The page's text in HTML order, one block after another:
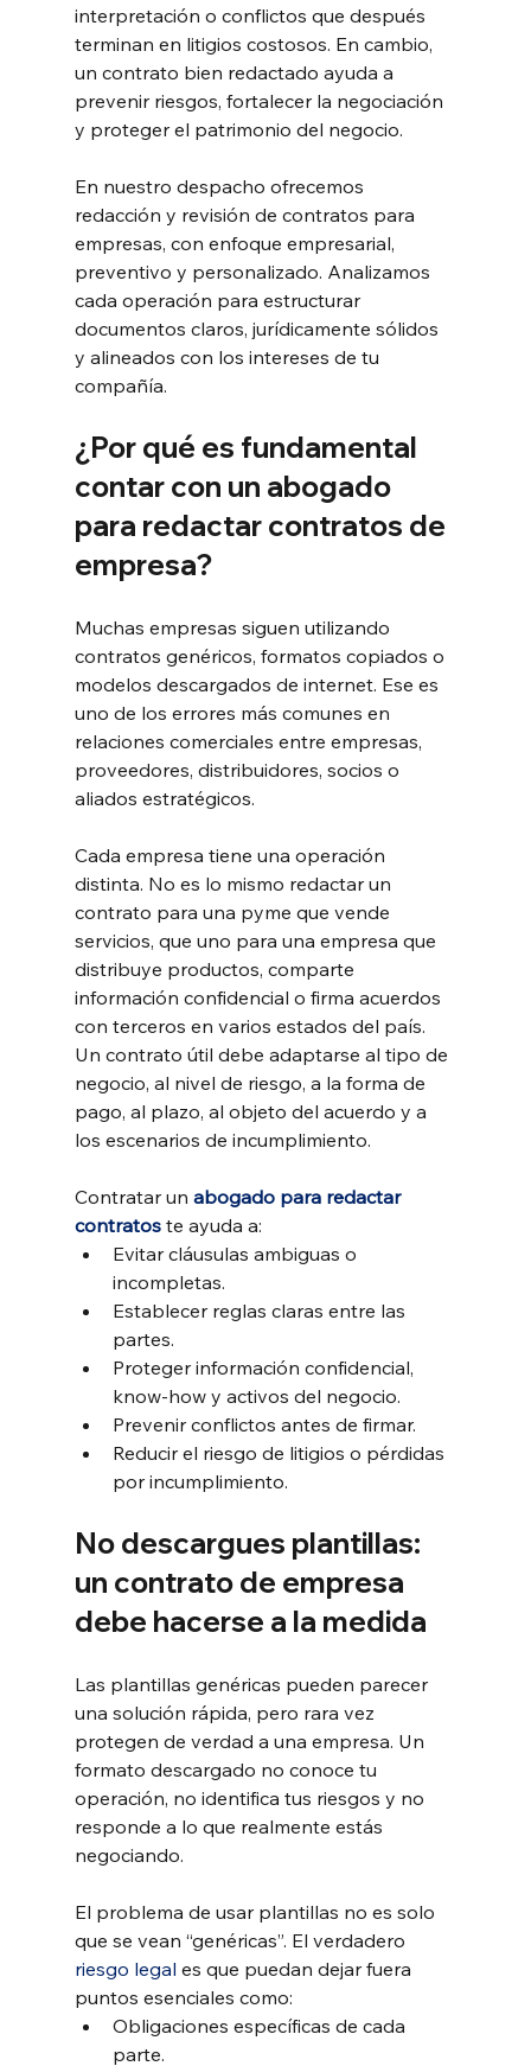
interpretación o conflictos que después
terminan en litigios costosos. En cambio,
un contrato bien redactado ayuda a
prevenir riesgos, fortalecer la negociación
y proteger el patrimonio del negocio.
En nuestro despacho ofrecemos
redacción y revisión de contratos para
empresas, con enfoque empresarial,
preventivo y personalizado. Analizamos
cada operación para estructurar
documentos claros, jurídicamente sólidos
y alineados con los intereses de tu
compañía.
¿Por qué es fundamental
contar con un abogado
para redactar contratos de
empresa?
Muchas empresas siguen utilizando
contratos genéricos, formatos copiados o
modelos descargados de internet. Ese es
uno de los errores más comunes en
relaciones comerciales entre empresas,
proveedores, distribuidores, socios o
aliados estratégicos.
Cada empresa tiene una operación
distinta. No es lo mismo redactar un
contrato para una pyme que vende
servicios, que uno para una empresa que
distribuye productos, comparte
información confidencial o firma acuerdos
con terceros en varios estados del país.
Un contrato útil debe adaptarse al tipo de
negocio, al nivel de riesgo, a la forma de
pago, al plazo, al objeto del acuerdo y a
los escenarios de incumplimiento.
Contratar un abogado para redactar
contratos te ayuda a:
Evitar cláusulas ambiguas o
incompletas.
Establecer reglas claras entre las
partes.
Proteger información confidencial,
know-how y activos del negocio.
Prevenir conflictos antes de firmar.
Reducir el riesgo de litigios o pérdidas
por incumplimiento.
No descargues plantillas:
un contrato de empresa
debe hacerse a la medida
Las plantillas genéricas pueden parecer
una solución rápida, pero rara vez
protegen de verdad a una empresa. Un
formato descargado no conoce tu
operación, no identifica tus riesgos y no
responde a lo que realmente estás
negociando.
El problema de usar plantillas no es solo
que se vean “genéricas”. El verdadero
riesgo legal es que puedan dejar fuera
puntos esenciales como:
Obligaciones específicas de cada
parte.